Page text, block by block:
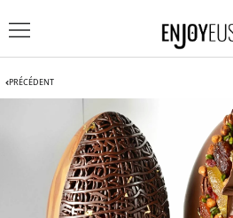
PRÉCÉDENT